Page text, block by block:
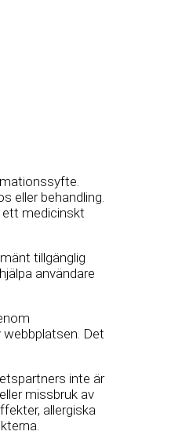
eller behandling.
ett medicinskt
tillgänglig
användare
Det
inte är
missbruk av
allergiska